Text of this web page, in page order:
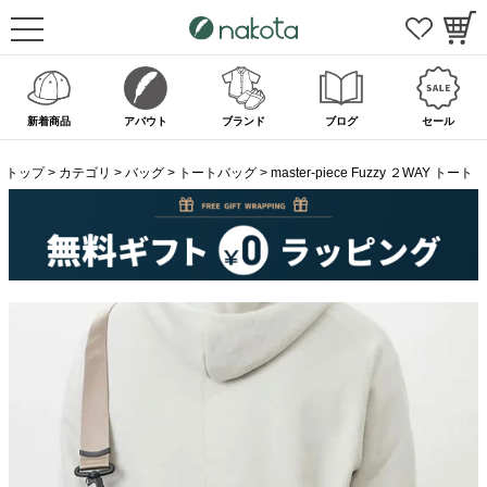
新着商品 アバウト ブランド ブログ セール
トップ カテゴリ バッグ トートバッグ master-piece Fuzzy ２WAY トート